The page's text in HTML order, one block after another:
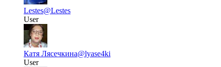
Lestes@Lestes
User
Катя Лясечкина@lyase4ki
User